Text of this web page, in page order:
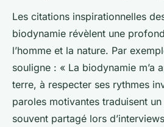
Les citations inspirationnelles
biodynamie révèlent une
l’homme et la nature. Par
souligne : « La biodynamie m’a
terre, à respecter ses rythmes
paroles motivantes traduisent
souvent partagé lors